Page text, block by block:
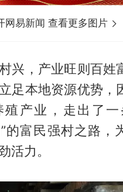
网易新闻 查看更多图片
兴，产业旺则百姓
足本地资源优势，
殖产业，走出了一
的富民强村之路，
活力。